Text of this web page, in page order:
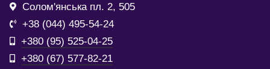
Солом'янська пл. 2, 505
+38 (044) 495-54-24
+380 (95) 525-04-25
+380 (67) 577-82-21